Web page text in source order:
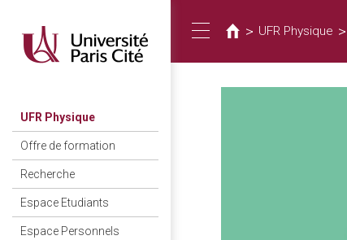
contenu
principal
UFR Physique
Offre de formation
Recherche
Espace Etudiants
Espace Personnels
Toggle
êtes
ici
> UFR Physique >